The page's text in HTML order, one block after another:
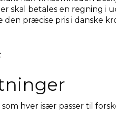
skal betales en regning i
præcise pris i danske
hver især passer til